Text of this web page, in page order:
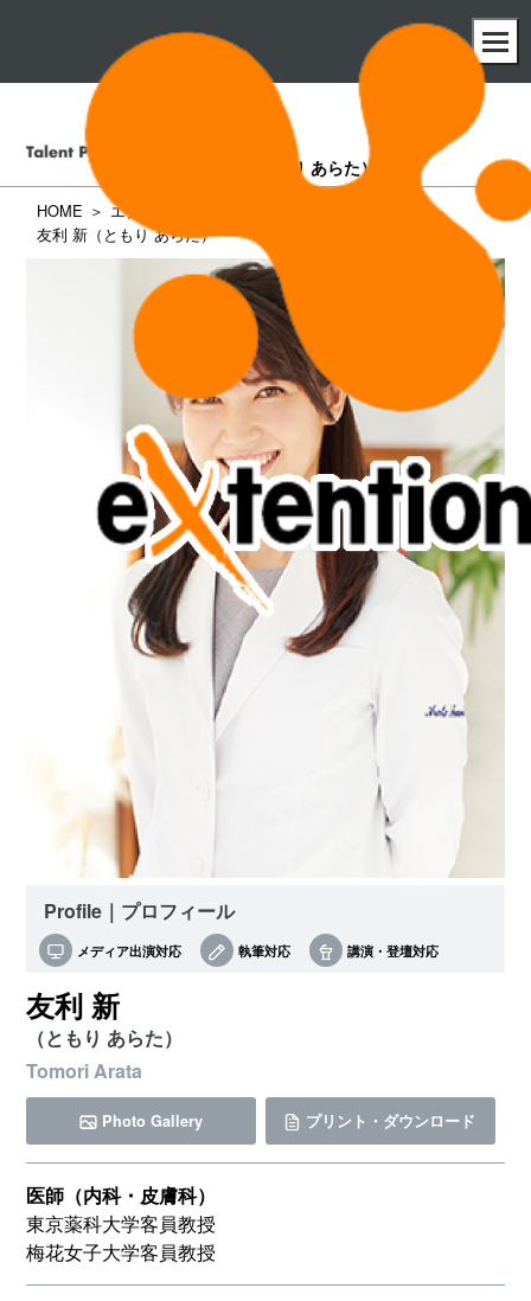
（ともり あらた）
HOME
エクステンション所属タレント一覧
友利 新（ともり あらた）
Profile｜プロフィール
メディア出演対応 執筆対応 講演・登壇対応
友利 新
（ともり あらた）
Tomori Arata
Photo Gallery プリント・ダウンロード
医師（内科・皮膚科）
東京薬科大学客員教授
梅花女子大学客員教授